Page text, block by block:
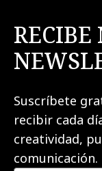
RECIBE
Suscríbete
recibir cada
creatividad,
comunicación.